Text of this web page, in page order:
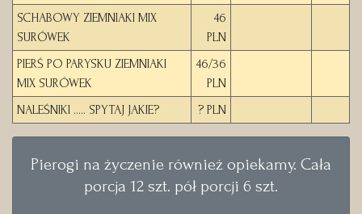
SCHABOWY ZIEMNIAKI MIX
SURÓWEK
46
PLN
PIERŚ PO PARYSKU ZIEMNIAKI
MIX SURÓWEK
46/36
PLN
NALEŚNIKI ..... SPYTAJ JAKIE?
? PLN
Pierogi na życzenie również opiekamy. Cała
porcja 12 szt. pół porcji 6 szt.